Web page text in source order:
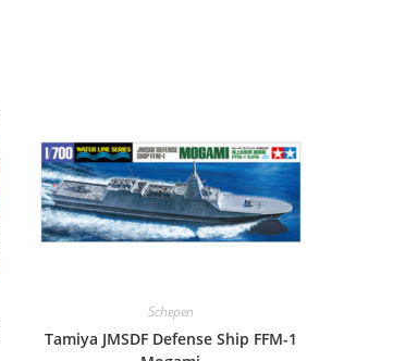
Schepen
Tamiya JMSDF Defense Ship FFM-1